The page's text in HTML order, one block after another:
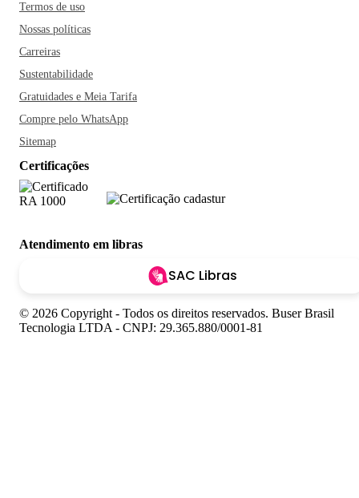
Termos de uso
Nossas políticas
Carreiras
Sustentabilidade
Gratuidades e Meia Tarifa
Compre pelo WhatsApp
Sitemap
Certificações
Atendimento em libras
SAC Libras
© 2026 Copyright - Todos os direitos reservados. Buser Brasil
Tecnologia LTDA - CNPJ: 29.365.880/0001-81